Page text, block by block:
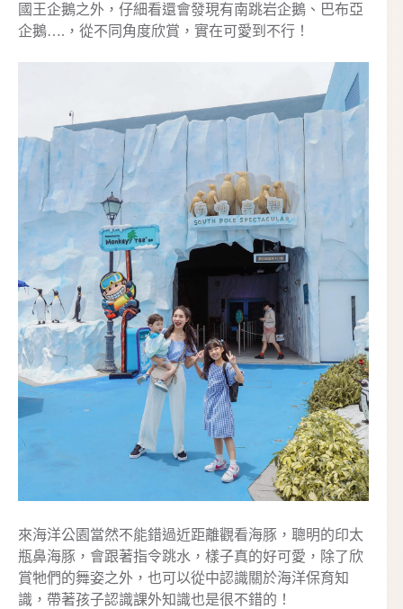
國王企鵝之外，仔細看還會發現有南跳岩企鵝、巴布亞
企鵝….，從不同角度欣賞，實在可愛到不行！
來海洋公園當然不能錯過近距離觀看海豚，聰明的印太
瓶鼻海豚，會跟著指令跳水，樣子真的好可愛，除了欣
賞牠們的舞姿之外，也可以從中認識關於海洋保育知
識，帶著孩子認識課外知識也是很不錯的！